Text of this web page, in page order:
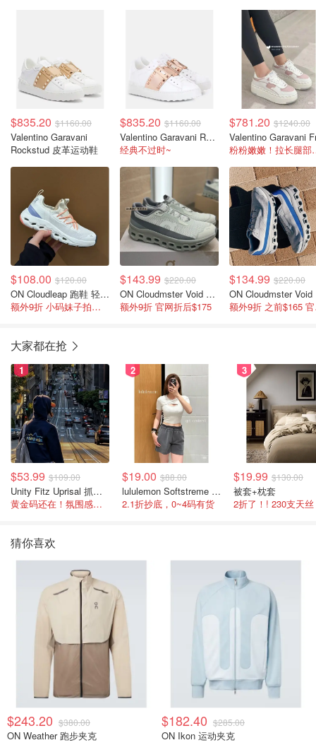
$835.20 $1160.00
Valentino Garavani
Rockstud 皮革运动鞋
$835.20 $1160.00
Valentino Garavani Rockstud Untitled 皮革运动鞋
经典不过时~
$781.20 $1240.00
粉粉
$108.00 $120.00
ON Cloudleap 跑鞋 轻盈型
额外9折 小码妹子拍超大码
$143.99 $220.00
ON Cloudmster Void 跑鞋
额外9折 官网折后$175
$134.99 $220.00
额
大家都在抢
1
$53.99 $109.00
Unity Fitz Uprisal 抓绒卫衣
黄金码还在！氛围感之神
2
$19.00 $88.00
lululemon Softstreme 女士高腰短裤 10cm
2.1折抄底，0~4码有货
3
$19.99 $130.00
被套+枕套
2折了！! 230支天丝
猜你喜欢
$243.20 $380.00
ON Weather 跑步夹克
$182.40 $285.00
ON Ikon 运动夹克